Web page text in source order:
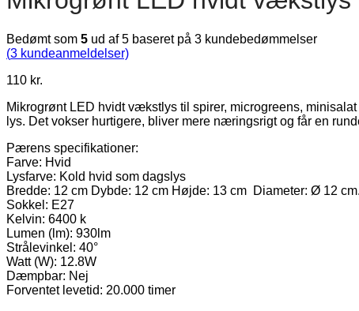
Bedømt som 5 ud af 5 baseret på 3 kundebedømmelser
(3 kundeanmeldelser)
110 kr.
Mikrogrønt LED hvidt vækstlys til spirer, microgreens,
lys. Det vokser hurtigere, bliver mere næringsrigt og får en
Pærens specifikationer:
Farve: Hvid
Lysfarve: Kold hvid som dagslys
Bredde: 12 cm Dybde: 12 cm Højde: 13 cm Diameter: Ø 12 cm.
Sokkel: E27
Kelvin: 6400 k
Lumen (lm): 930lm
Strålevinkel: 40°
Watt (W): 12.8W
Dæmpbar: Nej
Forventet levetid: 20.000 timer